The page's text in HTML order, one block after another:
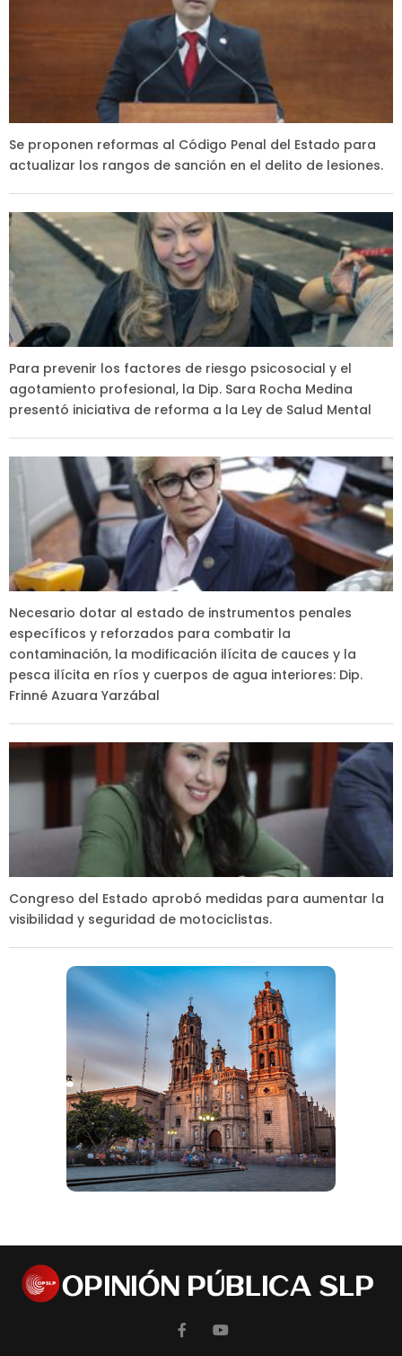
Se proponen reformas al Código Penal del Estado para
actualizar los rangos de sanción en el delito de lesiones.
Para prevenir los factores de riesgo psicosocial y el
agotamiento profesional, la Dip. Sara Rocha Medina
presentó iniciativa de reforma a la Ley de Salud Mental
Necesario dotar al estado de instrumentos penales
específicos y reforzados para combatir la
contaminación, la modificación ilícita de cauces y la
pesca ilícita en ríos y cuerpos de agua interiores: Dip.
Frinné Azuara Yarzábal
Congreso del Estado aprobó medidas para aumentar la
visibilidad y seguridad de motociclistas.